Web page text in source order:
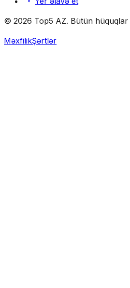
© 2026 Top5 AZ. Bütün
MəxfilikŞərtlər